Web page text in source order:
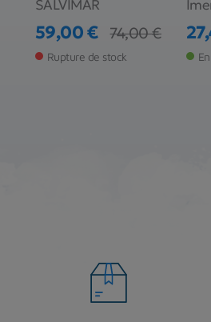
SALVIMAR
Prix
59,00 €
Prix de base
74,00 €
Rupture de stock
Prix